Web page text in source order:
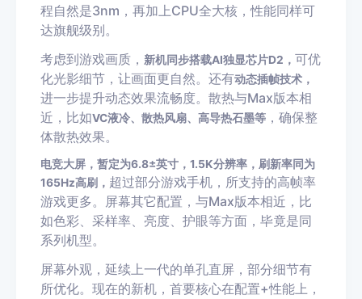
程自然是3nm，再加上CPU全大核，性能同样可
达旗舰级别。
考虑到游戏画质， 新机同步搭载AI独显芯片D2， 可优
化光影细节，让画面更自然。还有动态插帧技术，
进一步提升动态效果流畅度。散热与Max版本相
近，比如VC液冷、散热风扇、高导热石墨等 ，确保整
体散热效果。
电竞大屏，暂定为6.8±英寸，1.5K分辨率，刷新率同为
165Hz高刷， 超过部分游戏手机，所支持的高帧率
游戏更多。屏幕其它配置，与Max版本相近，比
如色彩、采样率、亮度、护眼等方面，毕竟是同
系列机型。
屏幕外观，延续上一代的单孔直屏，部分细节有
所优化。现在的新机，首要核心在配置+性能上，